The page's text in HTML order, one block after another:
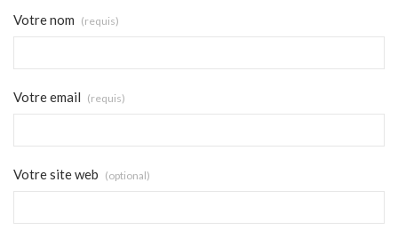
Votre nom (requis)
Votre email (requis)
Votre site web (optional)